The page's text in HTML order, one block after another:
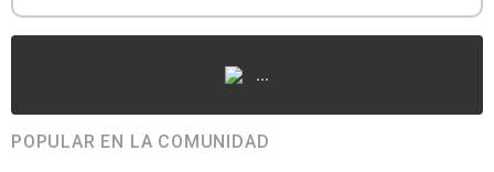
...
POPULAR EN LA COMUNIDAD